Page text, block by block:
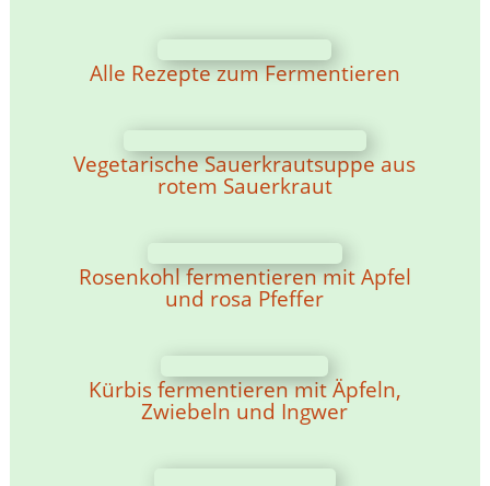
Alle Rezepte zum Fermentieren
Vegetarische Sauerkrautsuppe aus
rotem Sauerkraut
Rosenkohl fermentieren mit Apfel
und rosa Pfeffer
Kürbis fermentieren mit Äpfeln,
Zwiebeln und Ingwer